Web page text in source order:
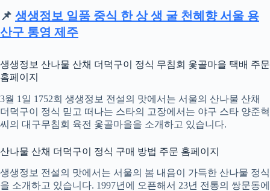
📌 생생정보 일품 중식 한 상 생 굴 천혜향 서울 용
산구 통영 제주
생생정보 산나물 산채 더덕구이 정식 무침회 옻골마을 택배 주문
홈페이지
3월 1일 1752회 생생정보 전설의 맛에서는 서울의 산나물 산채
더덕구이 정식 믿고 떠나는 스타의 고장에서는 야구 스타 양준혁
씨의 대구무침회 육전 옻골마을을 소개하고 있습니다.
산나물 산채 더덕구이 정식 구매 방법 주문 홈페이지
생생정보 전설의 맛에서는 서울의 봄 내음이 가득한 산나물 정식
을 소개하고 있습니다. 1997년에 오픈해서 23년 전통의 쌍문동에